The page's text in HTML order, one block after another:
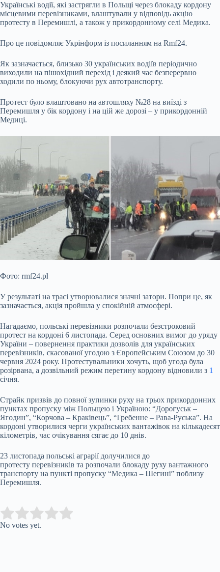
Українські водії, які застрягли в Польщі через блокаду кордону
місцевими перевізниками, влаштували у відповідь акцію
протесту в Перемишлі, а також у прикордонному селі Медика.
Про це повідомляє Укрінформ із посиланням на Rmf24.
Як зазначається, близько 30 українських водіїв періодично
виходили на пішохідний перехід і деякий час безперервно
ходили по ньому, блокуючи рух автотранспорту.
Протест було влаштовано на автошляху №28 на виїзді з
Перемишля у бік кордону і на цій же дорозі – у прикордонній
Медиці.
Фото: rmf24.pl
У результаті на трасі утворювалися значні затори. Попри це, як
зазначається, акція пройшла у спокійній атмосфері.
Нагадаємо, польські перевізники розпочали безстроковий
протест на кордоні 6 листопада. Серед основних вимог до уряду
України – повернення практики дозволів для українських
перевізників, скасованої угодою з Європейським Союзом до 30
червня 2024 року. Протестувальники хочуть, щоб угода була
розірвана, а дозвільний режим перетину кордону відновили з 1
січня.
Страйк призвів до повної зупинки руху на трьох прикордонних
пунктах пропуску між Польщею і Україною: “Дорогуськ –
Ягодин”, “Корчова – Краківець”, “Гребенне – Рава-Руська”. На
кордоні утворилися черги українських вантажівок на кількадесят
кілометрів, час очікування сягає до 10 днів.
23 листопада польські аграрії долучилися до
протесту перевізників та розпочали блокаду руху вантажного
транспорту на пункті пропуску “Медика – Шегині” поблизу
Перемишля.
Rate this item:
No votes yet.